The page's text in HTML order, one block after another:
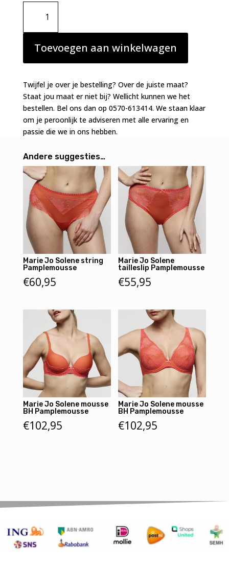
Marie
Solene
tailleslip
Pamplemousse
aantal
Toevoegen aan winkelwagen
Twijfel je over je bestelling? Over de juiste maat?
Staat jou maat er niet bij? Wellicht kunnen we het
bestellen. Bel ons dan op 0570-613414. We staan klaar
om je peroonlijk te adviseren met alle ervaring en
passie die we in ons hebben.
Andere suggesties…
Marie Jo Solene string
Pamplemousse
€60,95
Marie Jo Solene
tailleslip Pamplemousse
€55,95
Marie Jo Solene mousse
BH Pamplemousse
€102,95
Marie Jo Solene mousse
BH Pamplemousse
€102,95